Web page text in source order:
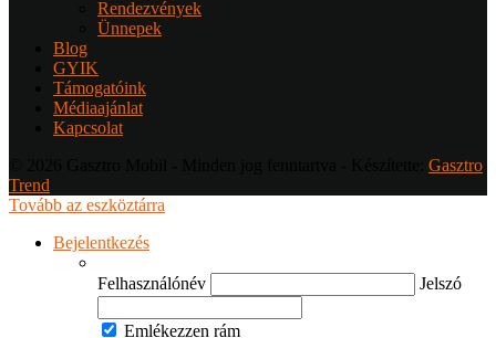
Rendezvények
Ünnepek
Blog
GYIK
Támogatóink
Médiaajánlat
Kapcsolat
Gasztro
Trend
Tovább az eszköztárra
Bejelentkezés
Felhasználónév Jelszó
Emlékezzen rám